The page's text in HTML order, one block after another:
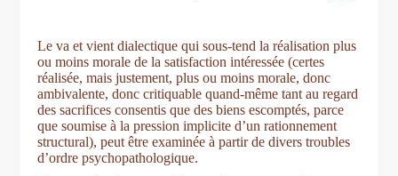
Le va et vient dialectique qui sous-tend la réalisation plus
ou moins morale de la satisfaction intéressée (certes
réalisée, mais justement, plus ou moins morale, donc
ambivalente, donc critiquable quand-même tant au regard
des sacrifices consentis que des biens escomptés, parce
que soumise à la pression implicite d’un rationnement
structural), peut être examinée à partir de divers troubles
d’ordre psychopathologique.